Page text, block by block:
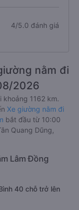
4/5.0 đánh giá
nằm đi
2026
1162 km.
Xe giường nằm đi
bắt đầu từ 10:00
Quang Dũng,
Lâm Đồng
40 chỗ trở lên